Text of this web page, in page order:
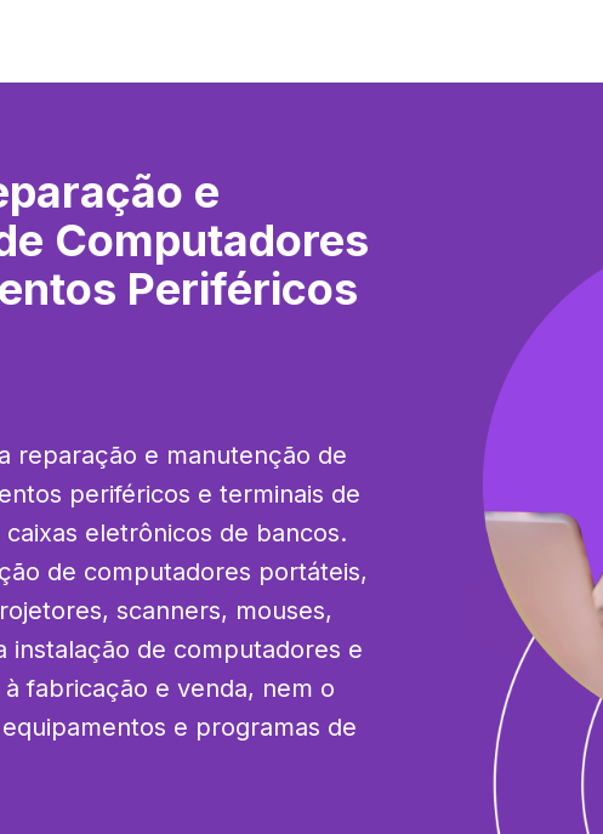
e
Computadores
Periféricos
reparação e manutenção de
periféricos e terminais de
eletrônicos de bancos.
de computadores portáteis,
scanners, mouses,
instalação de computadores e
fabricação e venda, nem o
e programas de